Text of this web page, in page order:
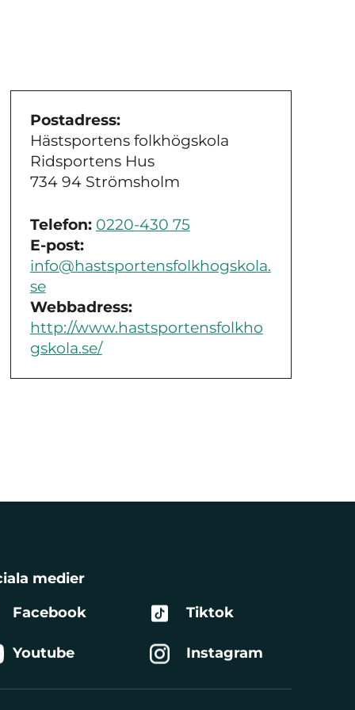
Postadress:
Hästsportens folkhögskola
Ridsportens Hus
734 94 Strömsholm
Telefon: 0220-430 75
E-post:
info@hastsportensfolkhogskola.
se
Webbadress:
http://www.hastsportensfolkho
gskola.se/
medier
Facebook
Youtube
Tiktok
Instagram